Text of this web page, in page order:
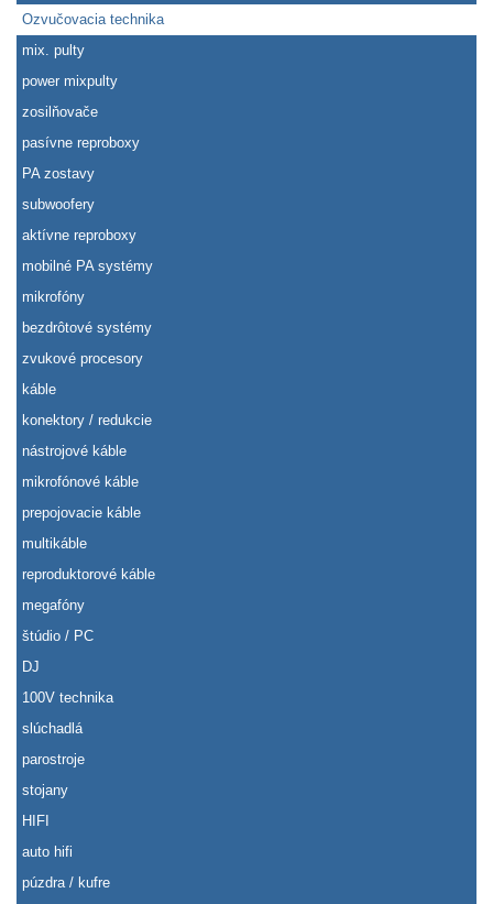
Ozvučovacia technika
mix. pulty
power mixpulty
zosilňovače
pasívne reproboxy
PA zostavy
subwoofery
aktívne reproboxy
mobilné PA systémy
mikrofóny
bezdrôtové systémy
zvukové procesory
káble
konektory / redukcie
nástrojové káble
mikrofónové káble
prepojovacie káble
multikáble
reproduktorové káble
megafóny
štúdio / PC
DJ
100V technika
slúchadlá
parostroje
stojany
HIFI
auto hifi
púzdra / kufre